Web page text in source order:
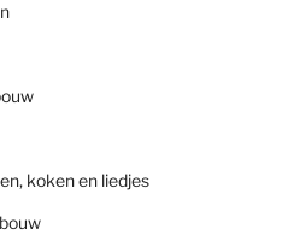
koken en liedjes